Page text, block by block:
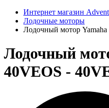
Интернет магазин
Лодочные моторы
Лодочный мотор Yamaha
Лодочный
40VEOS -